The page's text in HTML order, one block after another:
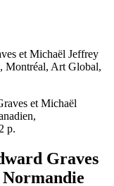
et Michaël Jeffrey
Montréal, Art Global,
Graves